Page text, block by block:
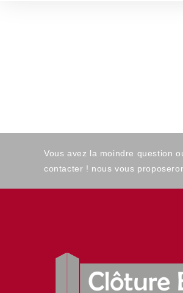
Vous avez la moindre question
contacter ! nous vous